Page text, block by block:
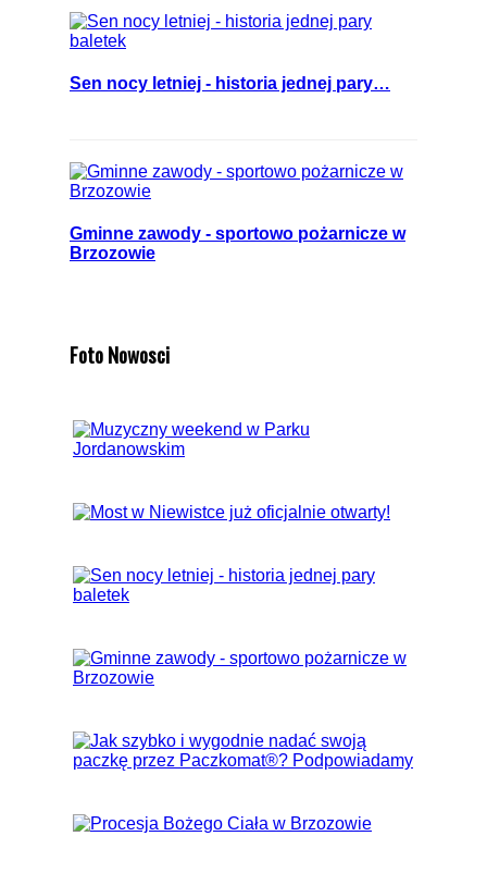
Sen nocy letniej - historia jednej pary…
Gminne zawody - sportowo pożarnicze w
Brzozowie
Foto Nowosci